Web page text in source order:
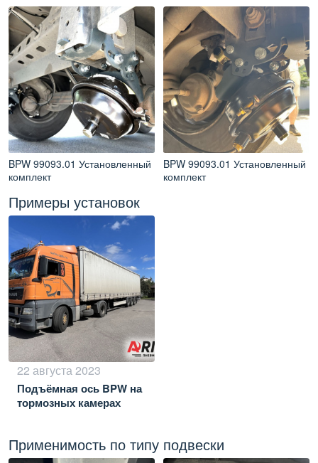
BPW 99093.01 Установленный
комплект
BPW 99093.01 Установленный
комплект
Примеры установок
22 августа 2023
Подъёмная ось BPW на
тормозных камерах
Применимость по типу подвески